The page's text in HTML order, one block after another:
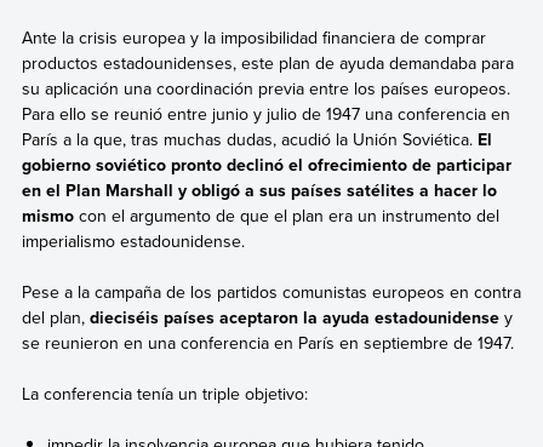
Ante la crisis europea y la imposibilidad financiera de comprar
productos estadounidenses, este plan de ayuda demandaba para
su aplicación una coordinación previa entre los países europeos.
Para ello se reunió entre junio y julio de 1947 una conferencia en
París a la que, tras muchas dudas, acudió la Unión Soviética. El
gobierno soviético pronto declinó el ofrecimiento de participar
en el Plan Marshall y obligó a sus países satélites a hacer lo
mismocon el argumento de que el plan era un instrumento del
imperialismo estadounidense.
Pese a la campaña de los partidos comunistas europeos en contra
del plan,dieciséis países aceptaron la ayuda estadounidense y
se reunieron en una conferencia en París en septiembre de 1947.
La conferencia tenía un triple objetivo: